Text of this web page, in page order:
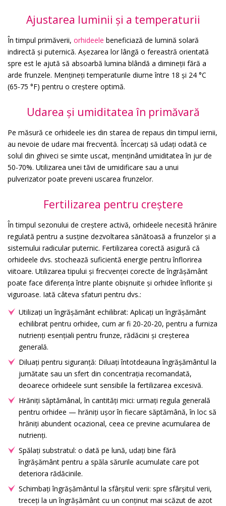
Ajustarea luminii și a temperaturii
În timpul primăverii, orhideele beneficiază de lumină solară
indirectă și puternică. Așezarea lor lângă o fereastră orientată
spre est le ajută să absoarbă lumina blândă a dimineții fără a
arde frunzele. Mențineți temperaturile diurne între 18 și 24 °C
(65-75 °F) pentru o creștere optimă.
Udarea și umiditatea în primăvară
Pe măsură ce orhideele ies din starea de repaus din timpul iernii,
au nevoie de udare mai frecventă. Încercați să udați odată ce
solul din ghiveci se simte uscat, menținând umiditatea în jur de
50-70%. Utilizarea unei tăvi de umidificare sau a unui
pulverizator poate preveni uscarea frunzelor.
Fertilizarea pentru creștere
În timpul sezonului de creștere activă, orhideele necesită hrănire
regulată pentru a susține dezvoltarea sănătoasă a frunzelor și a
sistemului radicular puternic. Fertilizarea corectă asigură că
orhideele dvs. stochează suficientă energie pentru înflorirea
viitoare. Utilizarea tipului și frecvenței corecte de îngrășământ
poate face diferența între plante obișnuite și orhidee înflorite și
viguroase. Iată câteva sfaturi pentru dvs.:
Utilizați un îngrășământ echilibrat: Aplicați un îngrășământ
echilibrat pentru orhidee, cum ar fi 20-20-20, pentru a furniza
nutrienți esențiali pentru frunze, rădăcini și creșterea
generală.
Diluați pentru siguranță: Diluați întotdeauna îngrășământul la
jumătate sau un sfert din concentrația recomandată,
deoarece orhideele sunt sensibile la fertilizarea excesivă.
Hrăniți săptămânal, în cantități mici: urmați regula generală
pentru orhidee — hrăniți ușor în fiecare săptămână, în loc să
hrăniți abundent ocazional, ceea ce previne acumularea de
nutrienți.
Spălați substratul: o dată pe lună, udați bine fără
îngrășământ pentru a spăla sărurile acumulate care pot
deteriora rădăcinile.
Schimbați îngrășământul la sfârșitul verii: spre sfârșitul verii,
treceți la un îngrășământ cu un conținut mai scăzut de azot